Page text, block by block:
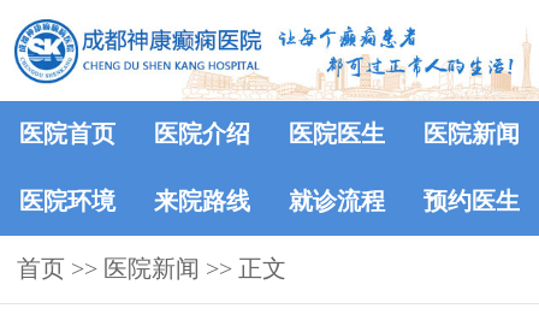
医院首页 医院介绍 医院医生 医院新闻
医院环境 来院路线 就诊流程 预约医生
首页 >> 医院新闻 >> 正文